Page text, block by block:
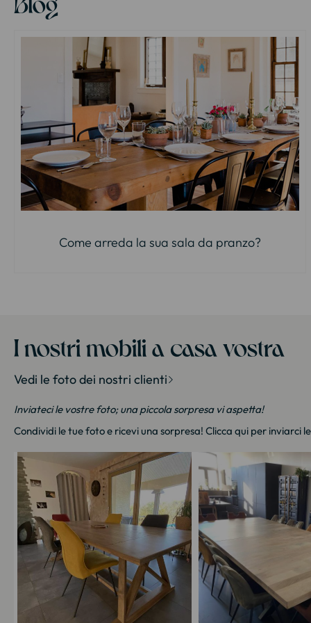
Come arreda la sua sala da pranzo?
I nostri mobili a casa vostra
Vedi le foto dei nostri clienti
Inviateci le vostre foto; una piccola sorpresa vi aspetta!
Condividi le tue foto e ricevi una sorpresa! Clicca qui per inviarci